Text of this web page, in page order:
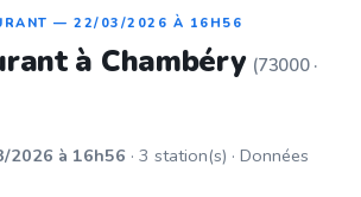
— 22/03/2026 À 16H56
à Chambéry (73000 ·
2026 à 16h56 · 3 station(s) · Données